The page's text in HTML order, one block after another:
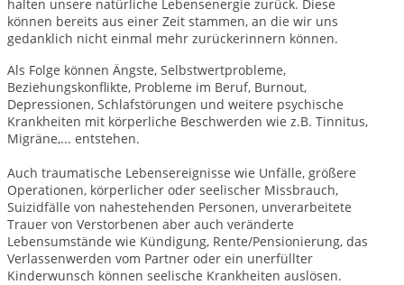
halten unsere natürliche Lebensenergie zurück. Diese
können bereits aus einer Zeit stammen, an die wir uns
gedanklich nicht einmal mehr zurückerinnern können.
Als Folge können Ängste, Selbstwertprobleme,
Beziehungskonflikte, Probleme im Beruf, Burnout,
Depressionen, Schlafstörungen und weitere psychische
Krankheiten mit körperliche Beschwerden wie z.B. Tinnitus,
Migräne,... entstehen.
Auch traumatische Lebensereignisse wie Unfälle, größere
Operationen, körperlicher oder seelischer Missbrauch,
Suizidfälle von nahestehenden Personen, unverarbeitete
Trauer von Verstorbenen aber auch veränderte
Lebensumstände wie Kündigung, Rente/Pensionierung, das
Verlassenwerden vom Partner oder ein unerfüllter
Kinderwunsch können seelische Krankheiten auslösen.